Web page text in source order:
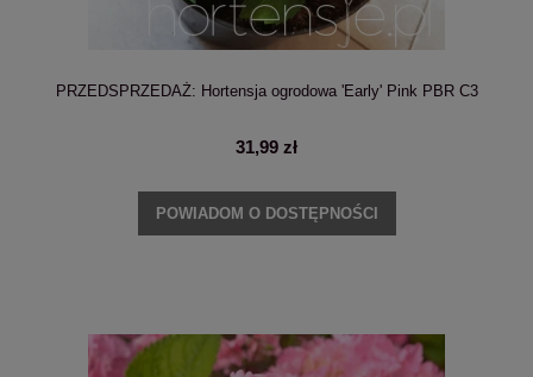
PRZEDSPRZEDAŻ: Hortensja ogrodowa 'Early' Pink PBR C3
31,99 zł
POWIADOM O DOSTĘPNOŚCI